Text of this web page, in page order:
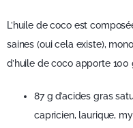
L’huile de coco est
saines (oui cela existe),
d’huile de coco apporte
87 g d’acides gras
capricien, laurique,